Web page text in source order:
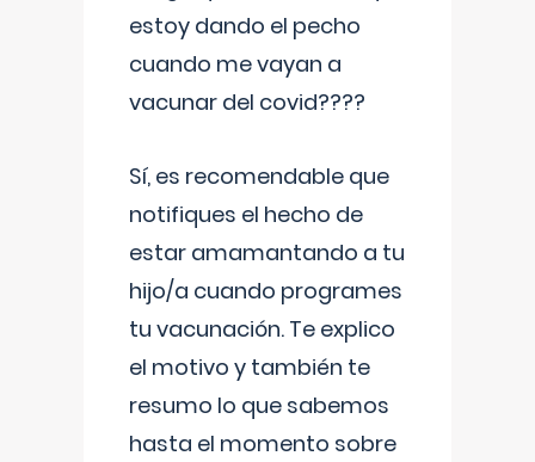
estoy dando el pecho
cuando me vayan a
vacunar del covid????
Sí, es recomendable que
notifiques el hecho de
estar amamantando a tu
hijo/a cuando programes
tu vacunación. Te explico
el motivo y también te
resumo lo que sabemos
hasta el momento sobre